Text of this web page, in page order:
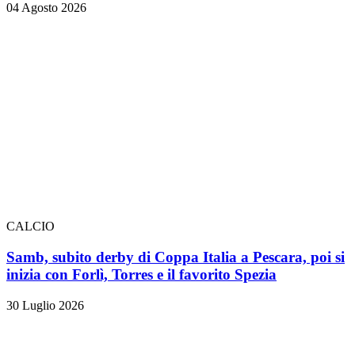
04 Agosto 2026
CALCIO
Samb, subito derby di Coppa Italia a Pescara, poi si
inizia con Forlì, Torres e il favorito Spezia
30 Luglio 2026